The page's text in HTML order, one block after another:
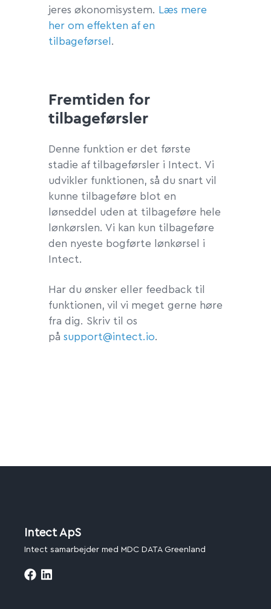
jeres økonomisystem. Læs mere
her om effekten af en
tilbageførsel .
Fremtiden for
tilbageførsler
Denne funktion er det første
stadie af tilbageførsler i Intect. Vi
udvikler funktionen, så du snart vil
kunne tilbageføre blot en
lønseddel uden at tilbageføre hele
lønkørslen. Vi kan kun tilbageføre
den nyeste bogførte lønkørsel i
Intect.
Har du ønsker eller feedback til
funktionen, vil vi meget gerne høre
fra dig. Skriv til os
på support@intect.io.
Intect ApS
Intect samarbejder med MDC DATA Greenland